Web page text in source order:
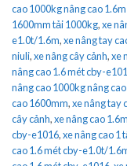
cao 1000kg nâng cao
1600mm tải 1000kg,xe
e1.0t/1.6m,xe nâng tay
niuli,xe nâng cây cảnh,xe
nâng cao 1.6 mét cby-
nâng cao 1000kg nâng
cao 1600mm,xe nâng tay
cây cảnh,xe nâng cao
cby-e1016,xe nâng cao 1
cao 1.6 mét cby-e1.0t/